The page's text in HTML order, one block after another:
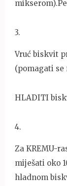
3.
Vruć biskvit
(pomagati
HLADITI
4.
Za KREMU-
miješati oko
hladnom